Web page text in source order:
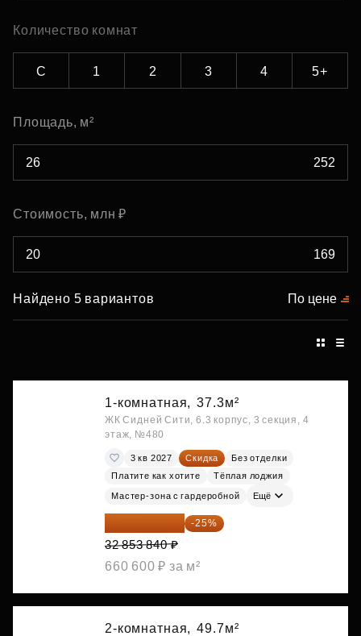
Количество комнат
С 1 2 3 4 5+
Площадь, м²
Стоимость, млн ₽
Найдено 5 вариантов По цене
1-комнатная, 37.3м²
ЖК Сидней Сити, 6.3 корпус, 3 секция, 4
этаж, №480
3 кв 2027 Скидка
Без отделки
Платите как хотите
Тёплая лоджия
Мастер-зона с гардеробной Ещё
24 640 380 ₽ -25%
32 853 840 ₽
660 600 ₽ за м²
2-комнатная, 49.7м²